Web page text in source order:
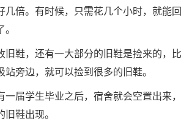
几倍。有时候，只需花几个小时，就能回
鞋，还有一大部分的旧鞋是捡来的，比
旁边，就可以捡到很多的旧鞋。
届学生毕业之后，宿舍就会空置出来，
鞋出现。